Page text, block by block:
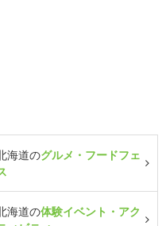
海道のグルメ・フードフェ
海道の体験イベント・アク